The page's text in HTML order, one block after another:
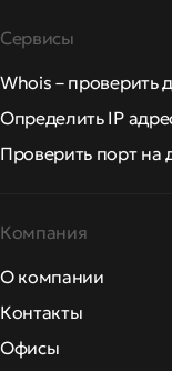
Сервисы
Whois – проверить
Определить IP
Проверить порт на
Компания
О компании
Контакты
Офисы